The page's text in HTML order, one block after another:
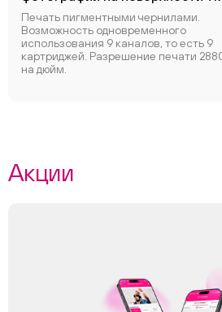
Печать пигментными чернилами.
Возможность одновременного
использования 9 каналов, то есть 9
картриджей. Разрешение печати
на дюйм.
Акции